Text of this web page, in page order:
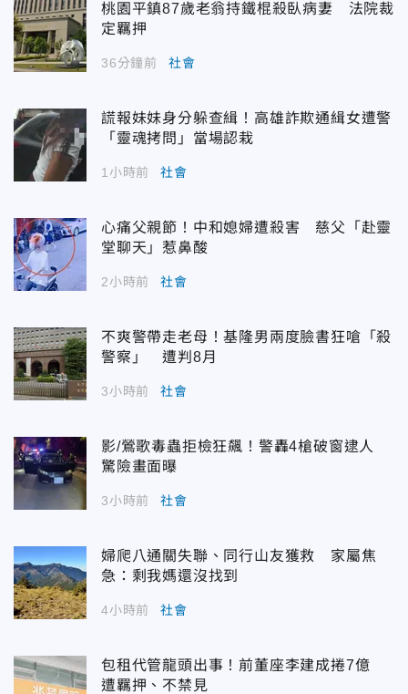
桃園平鎮87歲老翁持鐵棍殺臥病妻 法院裁
定羈押
36分鐘前 社會
謊報妹妹身分躲查緝！高雄詐欺通緝女遭警
「靈魂拷問」當場認栽
1小時前 社會
心痛父親節！中和媳婦遭殺害 慈父「赴靈
堂聊天」惹鼻酸
2小時前 社會
不爽警帶走老母！基隆男兩度臉書狂嗆「殺
警察」 遭判8月
3小時前 社會
影/鶯歌毒蟲拒檢狂飆！警轟4槍破窗逮人
驚險畫面曝
3小時前 社會
婦爬八通關失聯、同行山友獲救 家屬焦
急：剩我媽還沒找到
4小時前 社會
包租代管龍頭出事！前董座李建成捲7億
遭羈押、不禁見